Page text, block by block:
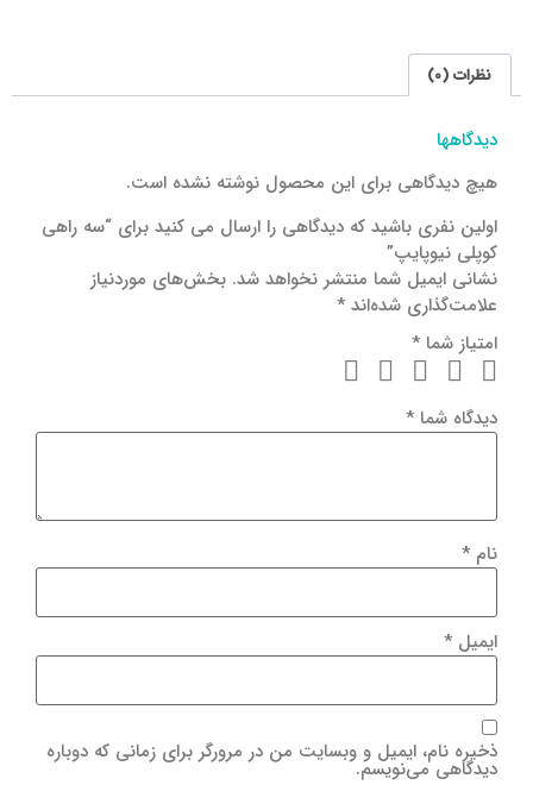
نظرات (0)
دیدگاهها
هیچ دیدگاهی برای این محصول نوشته نشده است.
اولین نفری باشید که دیدگاهی را ارسال می کنید برای “سه راهی
کوپلی نیوپایپ”
نشانی ایمیل شما منتشر نخواهد شد. بخش‌های موردنیاز
علامت‌گذاری شده‌اند *
امتیاز شما *
دیدگاه شما *
نام *
ایمیل *
ذخیره نام، ایمیل و وبسایت من در مرورگر برای زمانی که دوباره
دیدگاهی می‌نویسم.